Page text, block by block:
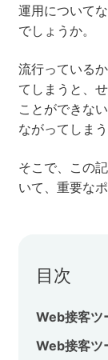
実績・事例
セミナー
運用について
でしょうか。
流行っている
てしまうと、
ことができな
ながってしま
そこで、この
いて、重要な
目次
Web接客ツ
Web接客ツ